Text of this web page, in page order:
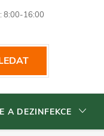
Blog
A DEZINFEKCE